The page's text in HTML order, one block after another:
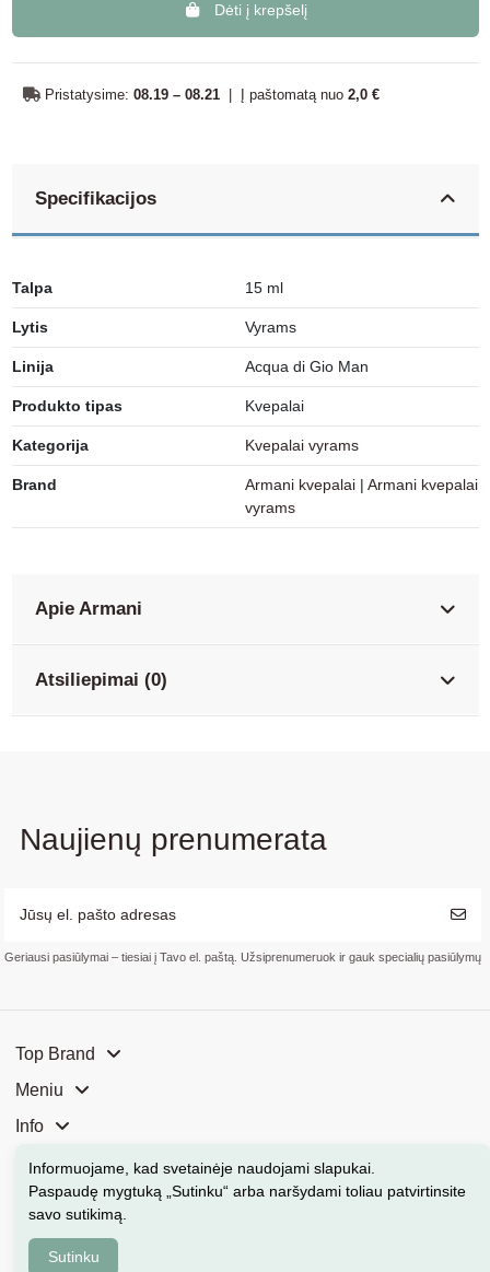
Dėti į krepšelį
Pristatysime: 08.19 – 08.21 | Į paštomatą nuo 2,0 €
Specifikacijos
Talpa 15 ml
Lytis Vyrams
Linija Acqua di Gio Man
Produkto tipas Kvepalai
Kategorija Kvepalai vyrams
Brand Armani kvepalai | Armani kvepalai
vyrams
Apie Armani
Atsiliepimai (0)
Naujienų prenumerata
Geriausi pasiūlymai – tiesiai į Tavo el. paštą. Užsiprenumeruok ir gauk specialių pasiūlymų
Top Brand
Meniu
Info
Mūsų parduotuvės
Kontaktai
Kosmeka.lt © 2026 Visos teisės saugomos
Informuojame, kad svetainėje naudojami slapukai
Paspaudę mygtuką „Sutinku“ arba naršydami toliau patvirtinsite
savo sutikimą.
Sutinku